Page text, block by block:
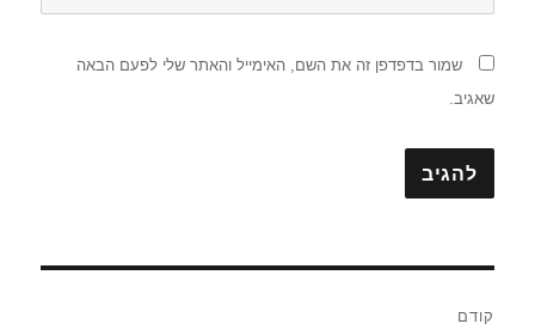
שמור בדפדפן זה את השם, האימייל והאתר שלי לפעם הבאה
שאגיב.
קודם